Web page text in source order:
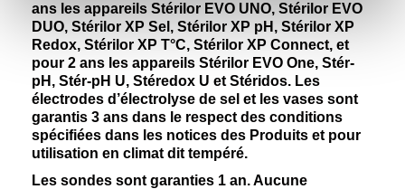
ans les appareils Stérilor EVO UNO, Stérilor EVO
DUO, Stérilor XP Sel, Stérilor XP pH, Stérilor XP
Redox, Stérilor XP T°C, Stérilor XP Connect, et
pour 2 ans les appareils Stérilor EVO One, Stér-
pH, Stér-pH U, Stéredox U et Stéridos. Les
électrodes d’électrolyse de sel et les vases sont
garantis 3 ans dans le respect des conditions
spécifiées dans les notices des Produits et pour
utilisation en climat dit tempéré.
Les sondes sont garanties 1 an. Aucune